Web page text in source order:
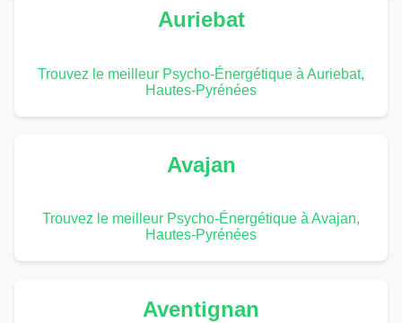
Auriebat
Trouvez le meilleur Psycho-Énergétique à Auriebat,
Hautes-Pyrénées
Avajan
Trouvez le meilleur Psycho-Énergétique à Avajan,
Hautes-Pyrénées
Aventignan